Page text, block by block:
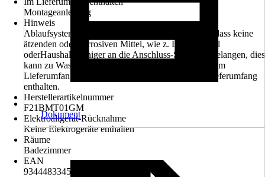
Montageanleitung
Hinweis
Ablaufsystem separat bestellen, Achten Sie darauf, dass keine
ätzenden oder korrosiven Mittel, wie z. B. Putzmittel
oderHaushaltsreiniger an die Anschluss-Schläuchegelangen, dies
kann zu Wasserschädenführen, Batterien sind nicht im
Lieferumfang enthalten, Fernbedienung nicht im Lieferumfang
enthalten.
Herstellerartikelnummer
F21BMT01GM
Elektroaltgerät-Rücknahme
Keine Elektrogeräte enthalten
Räume
Badezimmer
EAN
9344483345885
Dokument